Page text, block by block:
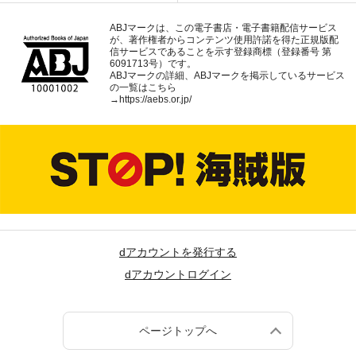
ABJマークは、この電子書店・電子書籍配信サービス
が、著作権者からコンテンツ使用許諾を得た正規版配
信サービスであることを示す登録商標（登録番号 第
6091713号）です。
ABJマークの詳細、ABJマークを掲示しているサービス
の一覧はこちら
→ https://aebs.or.jp/
dアカウントを発行する
dアカウントログイン
ページトップへ